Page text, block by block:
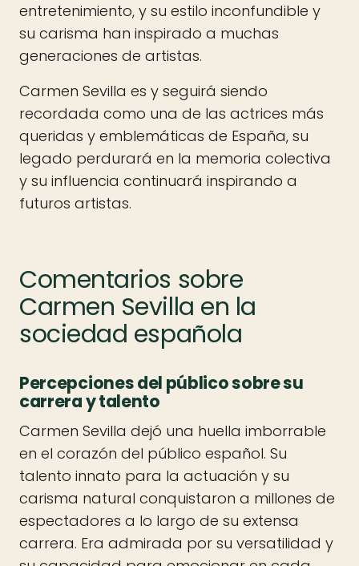
entretenimiento, y su estilo inconfundible y
su carisma han inspirado a muchas
generaciones de artistas.
Carmen Sevilla es y seguirá siendo
recordada como una de las actrices más
queridas y emblemáticas de España, su
legado perdurará en la memoria colectiva
y su influencia continuará inspirando a
futuros artistas.
Comentarios sobre
Carmen Sevilla en la
sociedad española
Percepciones del público sobre su
carrera y talento
Carmen Sevilla dejó una huella imborrable
en el corazón del público español. Su
talento innato para la actuación y su
carisma natural conquistaron a millones de
espectadores a lo largo de su extensa
carrera. Era admirada por su versatilidad y